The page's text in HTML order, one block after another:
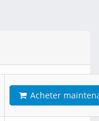
Acheter